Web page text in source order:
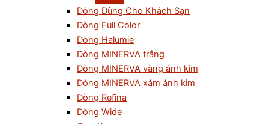
Dòng Dùng Cho Khách Sạn
Dòng Full Color
Dòng Halumie
Dòng MINERVA trắng
Dòng MINERVA vàng ánh kim
Dòng MINERVA xám ánh kim
Dòng Refina
Dòng Wide